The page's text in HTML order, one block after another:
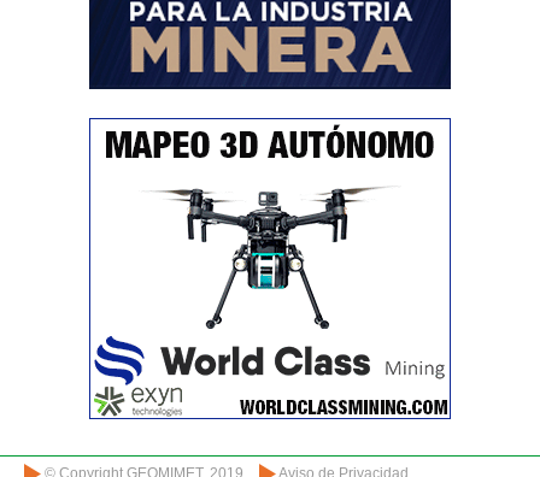
© Copyright GEOMIMET. 2019 Aviso de Privacidad